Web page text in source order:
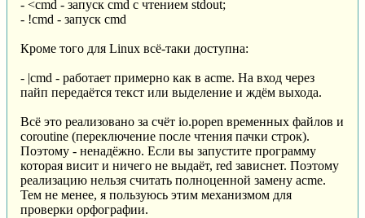
- <cmd - запуск cmd с чтением stdout;
- !cmd - запуск cmd
Кроме того для Linux всё-таки доступна:
- |cmd - работает примерно как в acme. На вход через
пайп передаётся текст или выделение и ждём выхода.
Всё это реализовано за счёт io.popen временных файлов и
coroutine (переключение после чтения пачки строк).
Поэтому - ненадёжно. Если вы запустите программу
которая висит и ничего не выдаёт, red зависнет. Поэтому
реализацию нельзя считать полноценной замену acme.
Тем не менее, я пользуюсь этим механизмом для
проверки орфографии.